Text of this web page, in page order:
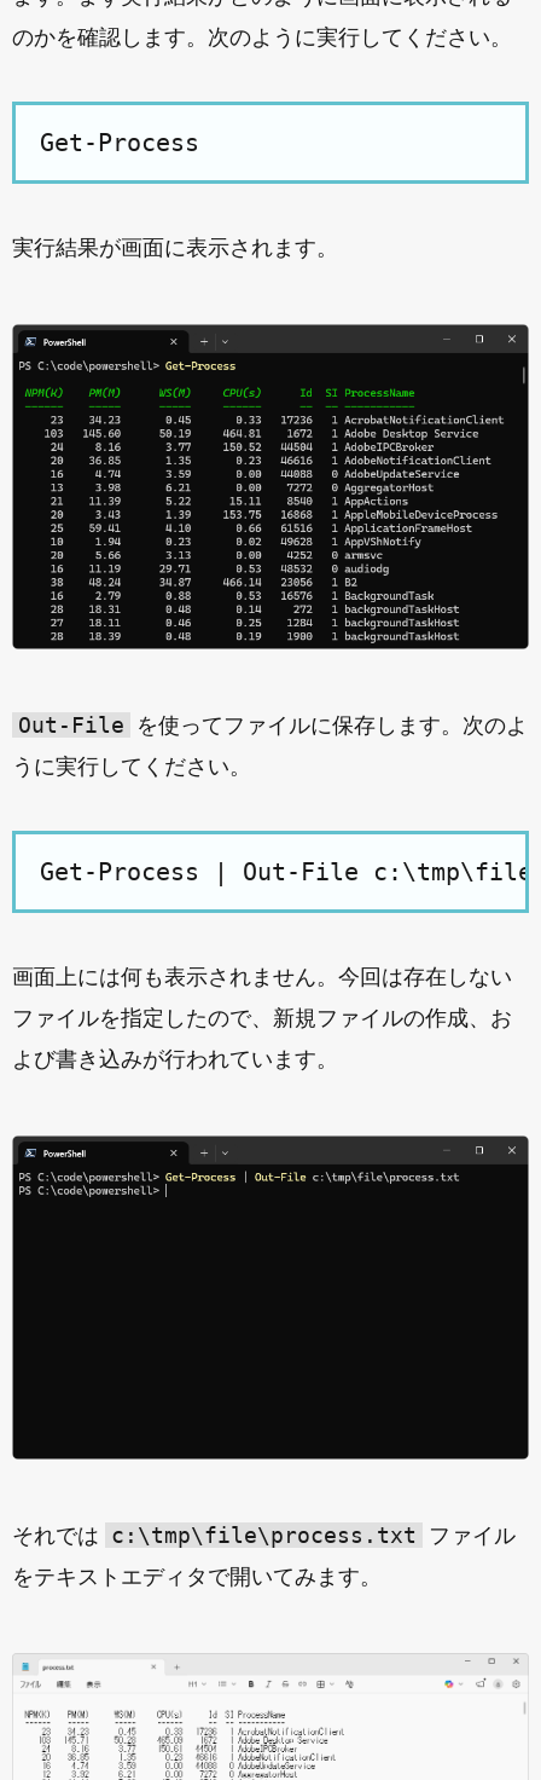
のかを確認します。次のように実行してください。
実行結果が画面に表示されます。
Out-File
を使ってファイルに保存します。次のよ
うに実行してください。
画面上には何も表示されません。今回は存在しない
ファイルを指定したので、新規ファイルの作成、お
よび書き込みが行われています。
それでは c:\tmp\file\process.txt
ファイル
をテキストエディタで開いてみます。